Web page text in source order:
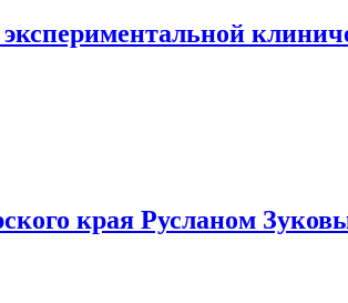
края Русланом